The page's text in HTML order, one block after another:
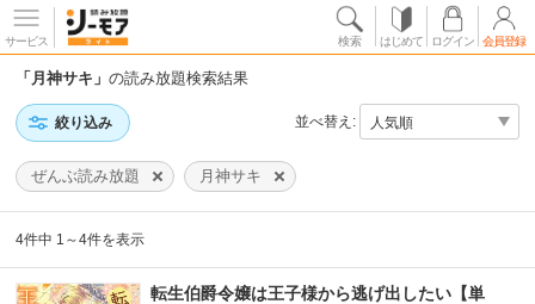
サービス 検索 はじめて ログイン 会員登録
「月神サキ」の読み放題検索結果
絞り込み 並べ替え:
ぜんぶ読み放題 月神サキ
4件中 1～4件を表示
転生伯爵令嬢は王子様から逃げ出したい【単